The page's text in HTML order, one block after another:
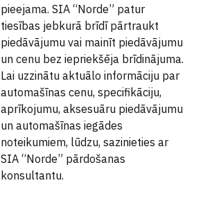
pieejama. SIA “Norde” patur
tiesības jebkurā brīdī pārtraukt
piedāvājumu vai mainīt piedāvājumu
un cenu bez iepriekšēja brīdinājuma.
Lai uzzinātu aktuālo informāciju par
automašīnas cenu, specifikāciju,
aprīkojumu, aksesuāru piedāvājumu
un automašīnas iegādes
noteikumiem, lūdzu, sazinieties ar
SIA “Norde” pārdošanas
konsultantu.